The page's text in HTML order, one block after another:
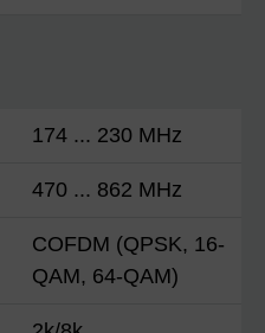
174 ... 230 MHz
470 ... 862 MHz
COFDM (QPSK, 16-
QAM, 64-QAM)